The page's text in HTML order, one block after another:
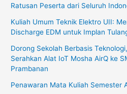
Ratusan Peserta dari Seluruh
Kuliah Umum Teknik Elektro UII:
Discharge EDM untuk Implan
Dorong Sekolah Berbasis
Serahkan Alat IoT Mosha AirQ ke
Prambanan
Penawaran Mata Kuliah Semester